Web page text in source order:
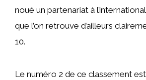
noué un partenariat à
que l’on retrouve d’ailleurs
10.
Le numéro 2 de ce classement